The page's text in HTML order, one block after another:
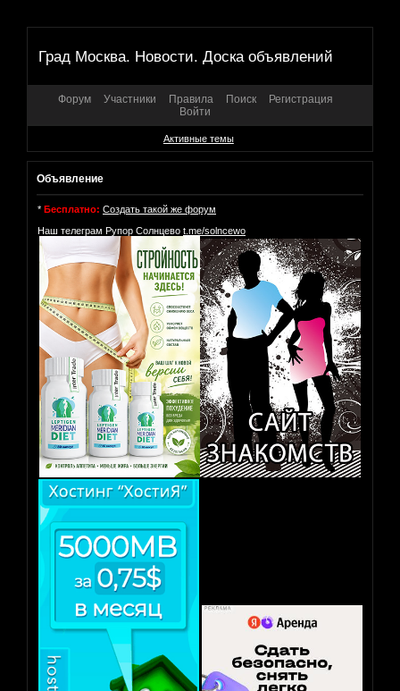
Град Москва. Новости. Доска объявлений
Форум Участники Правила Поиск
Регистрация
Войти
Активные темы
Объявление
* Бесплатно: Создать такой же форум
Наш телеграм Рупор Солнцево t.me/solncewo